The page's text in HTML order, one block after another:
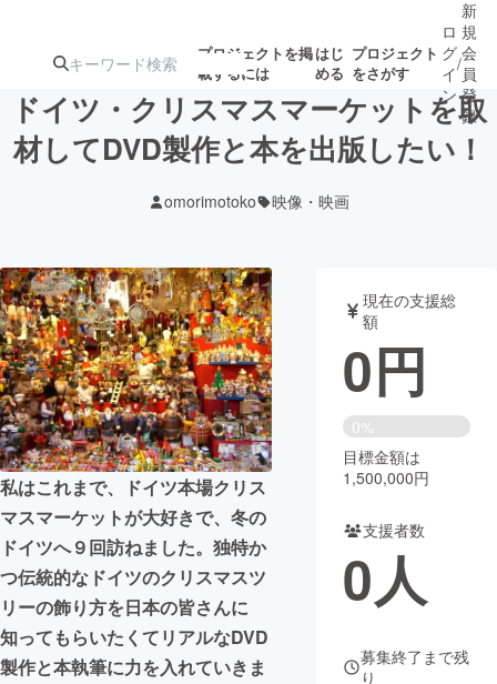
プロジェクトを掲
載するには
はじ
める
プロジェクト
をさがす
ジェクト
募集終了が近いプ
ロジェクト
アート・写真 音楽
テクノロジー・ガジェット ゲーム・サ
映像・映画 書籍・雑誌
ビジネス・起業 チャレンジ
まちづくり・地域活性化
CAMPFIRE for Social Good
CAMPFIRE Creation
CAMPFIREふるさと納税machi-ya
ロ
グ
イ
ン
/
新
規
会
員
登
録
ドイツ・クリスマスマーケットを取
材してDVD製作と本を出版したい！
omorimotoko 映像・映画
私はこれまで、ドイツ本場クリス
マスマーケットが大好きで、冬の
ドイツへ９回訪ねました。独特か
つ伝統的なドイツのクリスマスツ
リーの飾り方を日本の皆さんに
知ってもらいたくてリアルなDVD
製作と本執筆に力を入れていきま
現在の支援総
額
0円
0%
目標金額は
1,500,000円
支援者数
0人
募集終了まで残
り